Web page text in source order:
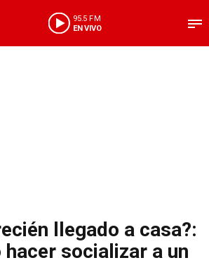
95.5 FM
EN VIVO
llegado a casa?:
hacer socializar a un